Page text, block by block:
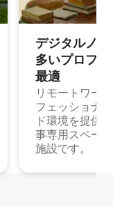
デジタルノ
多⁠いプ⁠ロ⁠フ⁠
最⁠適
リモートワー
フェッショナ
ド環境を提供
事専用スペー
施設です。